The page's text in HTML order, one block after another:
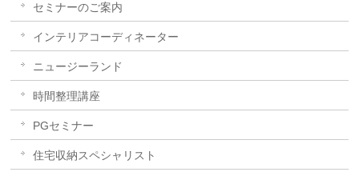
セミナーのご案内
インテリアコーディネーター
ニュージーランド
時間整理講座
PGセミナー
住宅収納スペシャリスト